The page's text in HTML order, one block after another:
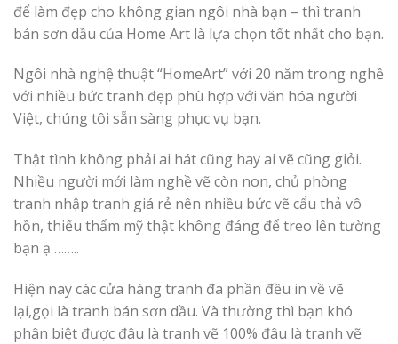
để làm đẹp cho không gian ngôi nhà bạn – thì tranh
bán sơn dầu của Home Art là lựa chọn tốt nhất cho bạn.
Ngôi nhà nghệ thuật “HomeArt” với 20 năm trong nghề
với nhiều bức tranh đẹp phù hợp với văn hóa người
Việt, chúng tôi sẵn sàng phục vụ bạn.
Thật tình không phải ai hát cũng hay ai vẽ cũng giỏi.
Nhiều người mới làm nghề vẽ còn non, chủ phòng
tranh nhập tranh giá rẻ nên nhiều bức vẽ cẩu thả vô
hồn, thiếu thẩm mỹ thật không đáng để treo lên tường
bạn ạ ……..
Hiện nay các cửa hàng tranh đa phần đều in về vẽ
lại,gọi là tranh bán sơn dầu. Và thường thì bạn khó
phân biệt được đâu là tranh vẽ 100% đâu là tranh vẽ